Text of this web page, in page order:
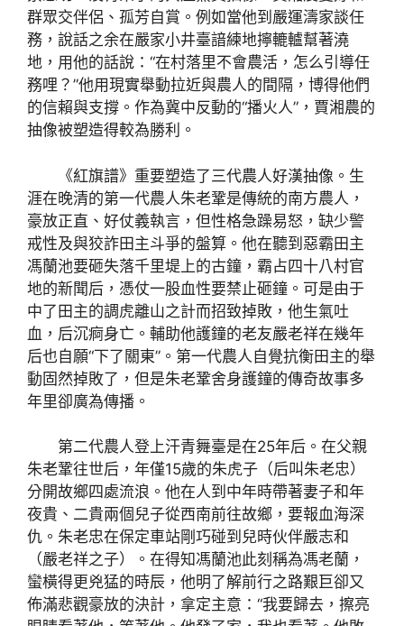
群眾交伴侶、孤芳自賞。例如當他到嚴運濤家談任
務，說話之余在嚴家小井臺諳練地擰轆轤幫著澆
地，用他的話說：“在村落里不會農活，怎么引導任
務哩？”他用現實舉動拉近與農人的間隔，博得他們
的信賴與支撐。作為冀中反動的“播火人”，賈湘農的
抽像被塑造得較為勝利。
《紅旗譜》重要塑造了三代農人好漢抽像。生
涯在晚清的第一代農人朱老鞏是傳統的南方農人，
豪放正直、好仗義執言，但性格急躁易怒，缺少警
戒性及與狡詐田主斗爭的盤算。他在聽到惡霸田主
馮蘭池要砸失落千里堤上的古鐘，霸占四十八村官
地的新聞后，憑仗一股血性要禁止砸鐘。可是由于
中了田主的調虎離山之計而招致掉敗，他生氣吐
血，后沉痾身亡。輔助他護鐘的老友嚴老祥在幾年
后也自願“下了關東”。第一代農人自覺抗衡田主的舉
動固然掉敗了，但是朱老鞏舍身護鐘的傳奇故事多
年里卻廣為傳播。
第二代農人登上汗青舞臺是在25年后。在父親
朱老鞏往世后，年僅15歲的朱虎子（后叫朱老忠）
分開故鄉四處流浪。他在人到中年時帶著妻子和年
夜貴、二貴兩個兒子從西南前往故鄉，要報血海深
仇。朱老忠在保定車站剛巧碰到兒時伙伴嚴志和
（嚴老祥之子）。在得知馮蘭池此刻稱為馮老蘭，
蠻橫得更兇猛的時辰，他明了解前行之路艱巨卻又
佈滿悲觀豪放的決計，拿定主意：“我要歸去，擦亮